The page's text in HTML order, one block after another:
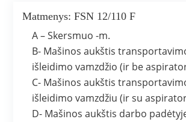
Matmenys: FSN 12/110 F
A – Skersmuo -m.
B- Mašinos aukštis
išleidimo vamzdžio (ir be
C- Mašinos aukštis
išleidimo vamzdžiu (ir su
D- Mašinos aukštis darbo